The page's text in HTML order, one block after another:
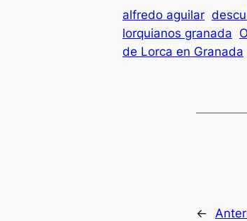
alfredo aguilar
lorquianos granada
de Lorca en Granada
←